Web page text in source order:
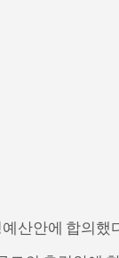
산안에 합의했